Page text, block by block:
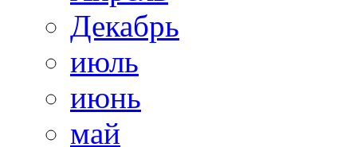
Декабрь
июль
июнь
май